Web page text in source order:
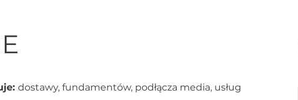
dostawy, fundamentów, podłącza media, usług